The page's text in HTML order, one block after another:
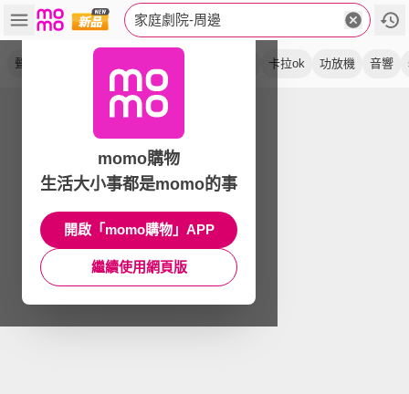
家庭劇院-周邊
聲霸 卡拉ok 功放機 音響
momo購物
生活大小事都是momo的事
開啟「momo購物」APP
繼續使用網頁版